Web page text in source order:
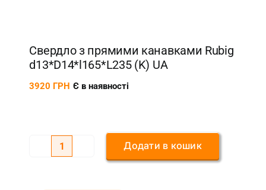
Свердло з прямими канавками Rubig
d13*D14*l165*L235 (K) UA
3920 ГРН Є в наявності
Свердло
Додати в кошик